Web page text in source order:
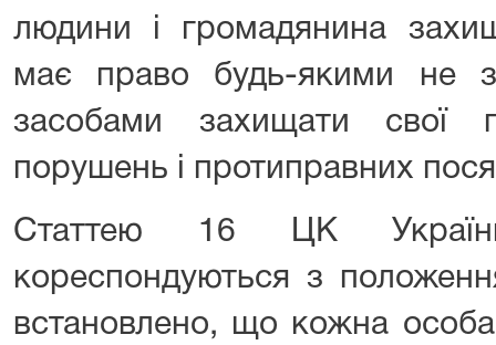
людини і громадянина
має право будь-якими не
засобами захищати свої
порушень і протиправних
Статтею 16 ЦК
кореспондуються з
встановлено, що кожна